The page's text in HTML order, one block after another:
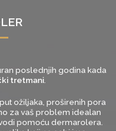
poslednjih godina kada
tretmani
ožiljaka, proširenih pora
za vaš problem idealan
pomoću dermarolera.